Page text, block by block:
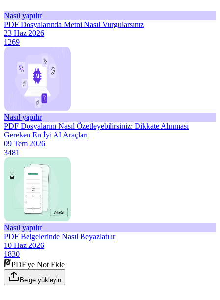
Nasıl yapılır
PDF Dosyalarında Metni Nasıl Vurgularsınız
23 Haz 2026
1269
Nasıl yapılır
PDF Dosyalarını Nasıl Özetleyebilirsiniz: Dikkate Alınması
Gereken En İyi AI Araçları
09 Tem 2026
3481
Nasıl yapılır
PDF Belgelerinde Nasıl Beyazlatılır
10 Haz 2026
1830
PDF'ye Not Ekle
Belge yükleyin